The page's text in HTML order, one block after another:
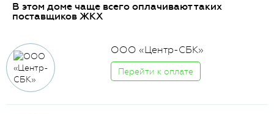
В этом доме чаще всего оплачивают таких
поставщиков ЖКХ
ООО «Центр-СБК»
Перейти к оплате